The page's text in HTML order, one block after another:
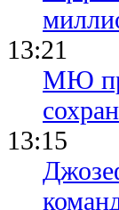
13:21
МЮ
13:15